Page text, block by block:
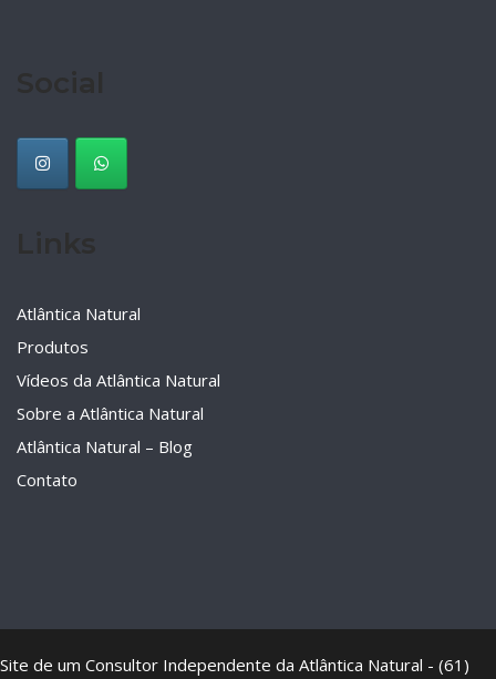
Atlântica Natural
Produtos
Vídeos da Atlântica Natural
Sobre a Atlântica Natural
Atlântica Natural – Blog
Contato
Site de um Consultor Independente da Atlântica Natural - (61)